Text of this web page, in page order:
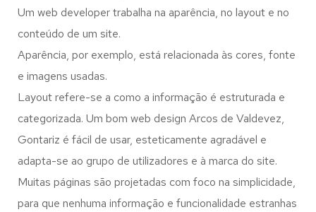
Um web developer trabalha na aparência, no layout e no
conteúdo de um site.
Aparência, por exemplo, está relacionada às cores, fonte
e imagens usadas.
Layout refere-se a como a informação é estruturada e
categorizada. Um bom web design Arcos de Valdevez,
Gontariz é fácil de usar, esteticamente agradável e
adapta-se ao grupo de utilizadores e à marca do site.
Muitas páginas são projetadas com foco na simplicidade,
para que nenhuma informação e funcionalidade estranhas